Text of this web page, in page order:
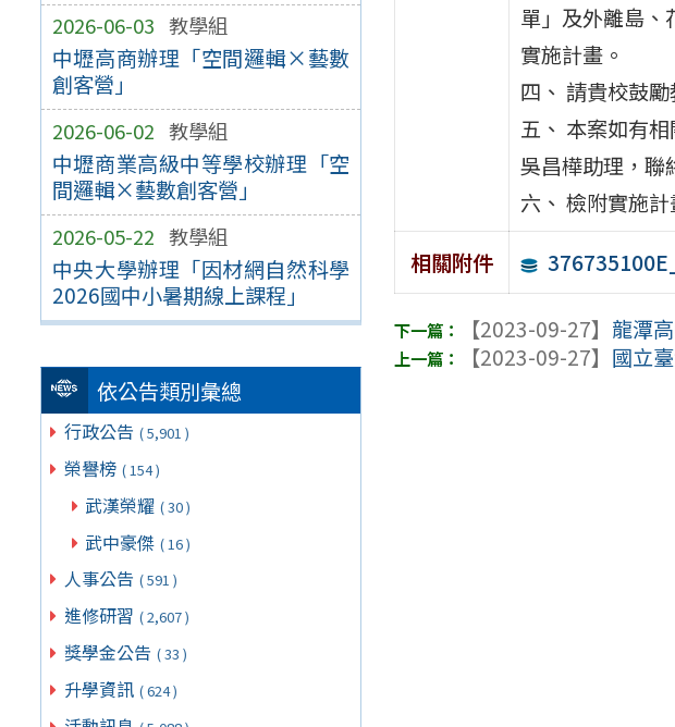
2026-06-03 教學組
中壢高商辦理「空間邏輯×藝數
創客營」
2026-06-02 教學組
中壢商業高級中等學校辦理「空
間邏輯×藝數創客營」
2026-05-22 教學組
中央大學辦理「因材網自然科學
2026國中小暑期線上課程」
依公告類別彙總
行政公告 ( 5,901 )
榮譽榜 ( 154 )
武漢榮耀 ( 30 )
武中豪傑 ( 16 )
人事公告 ( 591 )
進修研習 ( 2,607 )
獎學金公告 ( 33 )
升學資訊 ( 624 )
單」及外離島、
實施計畫。
四、 請貴校鼓
五、 本案如有
吳昌樺助理，聯
六、 檢附實施計
相關附件
【2023-09-27】 龍潭
【2023-09-27】 國立